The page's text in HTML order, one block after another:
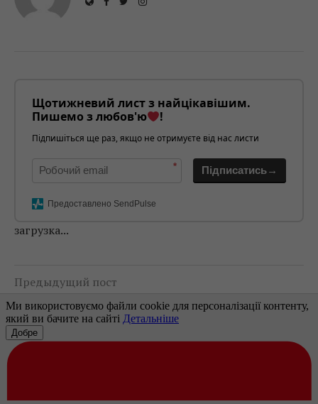
Щотижневий лист з найцікавішим.
Пишемо з любов'ю
!
Підпишіться ще раз, якщо не отримуєте від нас листи
* Підписатись→
Предоставлено SendPulse
загрузка...
Предыдущий пост
КАНАЛ «УКРАИНА» ВЫПУСТИТ В ЭФИР НОВЫЙ
СЕРИАЛ «НАСЕДКА»
Следующий пост